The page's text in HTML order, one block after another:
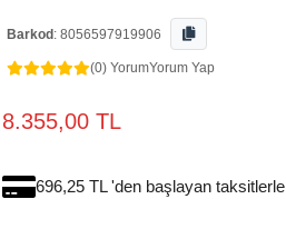
Barkod : 8056597919906
(0) YorumYorum Yap
8.355,00 TL
696,25 TL 'den başlayan taksitlerle